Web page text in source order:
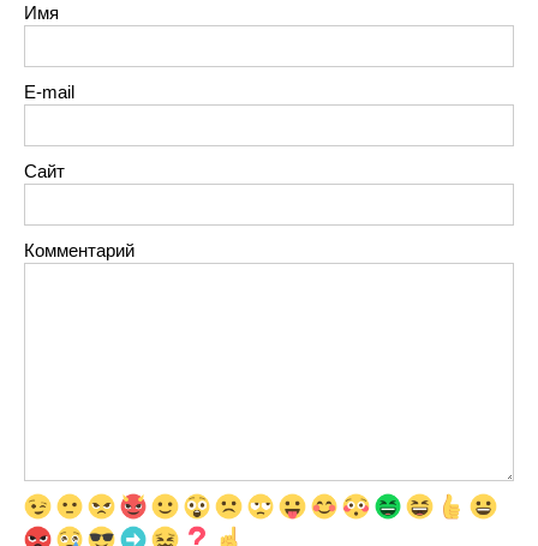
Имя
E-mail
Сайт
Комментарий